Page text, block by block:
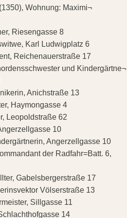
Wohnung: Maximi¬
Riesengasse 8
Karl Ludwigplatz 6
Reichenauerstraße 17
und Kindergärtne¬
Anichstraße 13
Haymongasse 4
Leopoldstraße 62
10
Angerzellgasse 10
der Radfahr=Batt. 6,
Gabelsbergerstraße 17
Völserstraße 13
Sillgasse 11
14